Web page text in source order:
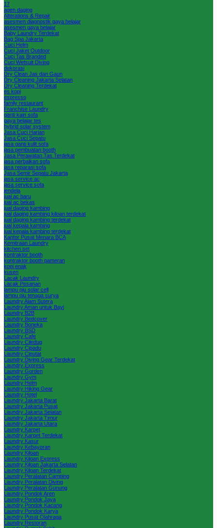
17
agen daging
Alterations & Repair
asesmen diagnostik gaya belajar
asesmen gaya belajar
Baby Laundry Terdekat
Bag Spa Jakarta
Cuci Helm
Cuci Jaket Outdoor
Cuci Tas Branded
Cuci Wetsuit Diving
dekorasi
Dry Clean Jas dan Gaun
Dry Cleaning Jakarta Selatan
Dry Cleaning Terdekat
es kopi
espresso
family restaurant
Franchise Laundry
ganti kain sofa
gaya belajar tes
hybrid solar system
Jasa Cuci Harian
Jasa Cuci Sepatu
jasa ganti kulit sofa
jasa pembuatan booth
Jasa Perawatan Tas Terdekat
jasa perbaikan sofa
jasa reparasi sofa
Jasa Semir Sepatu Jakarta
jasa service ac
jasa service sofa
jendela
jual ac baru
jual ac bekas
jual daging kambing
jual daging kambing kiloan terdekat
jual daging kambing terdekat
jual kepala kambing
jual kepala kambing terdekat
Kantor Pusat Menara BCA
Kemitraan Laundry
kitchen set
kontraktor booth
kontraktor booth pameran
kopi enak
kusen
Lacak Laundry
Lacak Pesanan
lampu pju solar cell
lampu pju tenaga surya
Laundry Alam Sutera
Laundry Aman untuk Bayi
Laundry B2B
Laundry Bedcover
Laundry Boneka
Laundry BSD
Laundry Cafe
Laundry Ciledug
Laundry Cipadu
Laundry Ciputat
Laundry Diving Gear Terdekat
Laundry Express
Laundry Gorden
Laundry Gym
Laundry Helm
Laundry Hiking Gear
Laundry Hotel
Laundry Jakarta Barat
Laundry Jakarta Pusat
Laundry Jakarta Selatan
Laundry Jakarta Timur
Laundry Jakarta Utara
Laundry Karpet
Laundry Karpet Terdekat
Laundry Kasur
Laundry Kebayoran
Laundry Kiloan
Laundry Kiloan Express
Laundry Kiloan Jakarta Selatan
Laundry Kiloan Terdekat
Laundry Peralatan Camping
Laundry Peralatan Diving
Laundry Peralatan Gunung
Laundry Pondok Aren
Laundry Pondok Jaya
Laundry Pondok Kacang
Laundry Pondok Karya
Laundry Pusat Olahraga
Laundry Restoran